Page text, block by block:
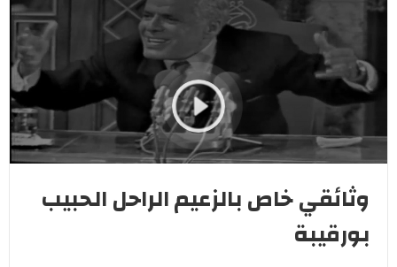
وثائقي خاص بالزعيم الراحل الحبيب
بورقيبة